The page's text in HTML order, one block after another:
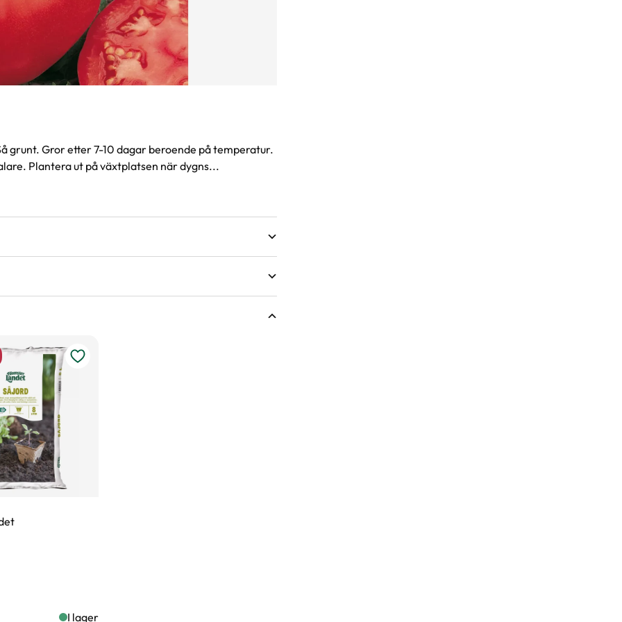
grunt. Gror etter 7-10 dagar beroende på temperatur.
Plantera ut på växtplatsen när dygns...
I lager